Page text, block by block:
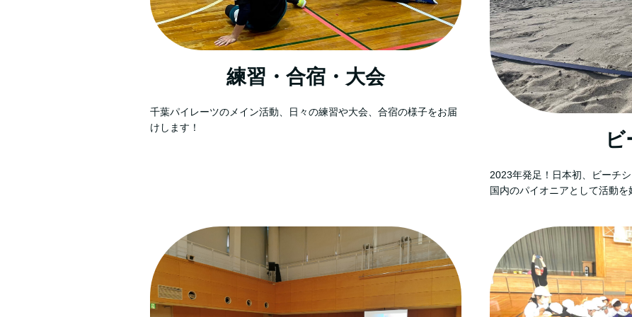
練習・合宿・大会
千葉パイレーツのメイン活動、日々の練習や大会、合宿の様子をお届
けします！
2023年発足！日本初、ビーチ
国内のパイオニアとして活動を